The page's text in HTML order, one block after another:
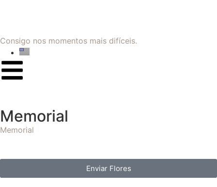
Consigo nos momentos mais difíceis.
Memorial
Memorial
Enviar Flores